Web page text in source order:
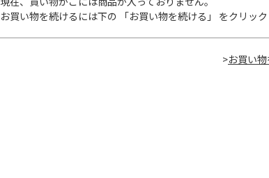
お買い物を続けるには下の 「お買い物を続ける」 をクリック
>